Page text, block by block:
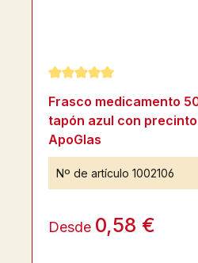
Calificación promedio de
Frasco medicamento
tapón azul con
ApoGlas
Nº de artículo 1002106
Desde 0,58 €